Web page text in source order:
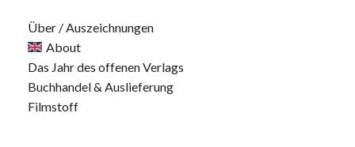
Über / Auszeichnungen
About
Das Jahr des offenen Verlags
Buchhandel & Auslieferung
Filmstoff